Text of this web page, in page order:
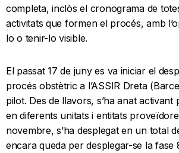
completa, inclòs el cronograma de
activitats que formen el procés, amb
lo o tenir-lo visible.
El passat 17 de juny es va iniciar el
procés obstètric a l’ASSIR Dreta
pilot. Des de llavors, s’ha anat activant
en diferents unitats i entitats
novembre, s’ha desplegat en un total
encara queda per desplegar-se la fase